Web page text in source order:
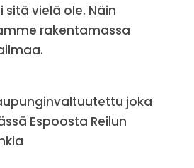
sitä vielä ole. Näin
rakentamassa
joka
Espoosta Reilun